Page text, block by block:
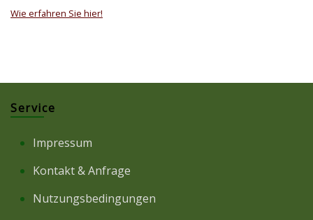
Wie erfahren Sie hier!
Service
Impressum
Kontakt & Anfrage
Nutzungsbedingungen